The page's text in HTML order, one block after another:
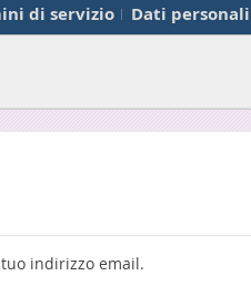
di servizio Dati personali
indirizzo email.